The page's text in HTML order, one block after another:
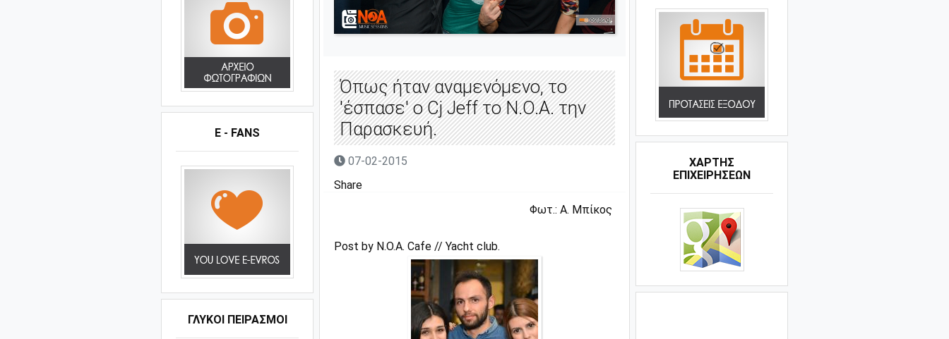
E - FANS
ΓΛΥΚΟΊ ΠΕΙΡΑΣΜΟΊ
Όπως ήταν αναμενόμενο, το
'έσπασε' o Cj Jeff το Ν.Ο.Α. την
Παρασκευή.
07-02-2015
Share
Φωτ.: Α. Μπίκος
Post by N.O.A. Cafe // Yacht club.
ΧΑΡΤΗΣ
ΕΠΙΧΕΙΡΗΣΕΩΝ